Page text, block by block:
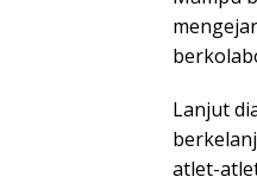
Lanjut
atlet-